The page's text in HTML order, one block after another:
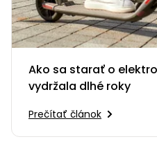
Ako sa starať o
vydržala dlhé roky
Prečítať článok